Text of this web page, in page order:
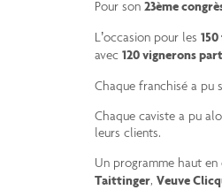
Pour son23ème
L’occasion pour les
avec120 vignerons
Chaque franchisé a pu
Chaque caviste a pu
leurs clients.
Un programme haut
Taittinger,Veuve